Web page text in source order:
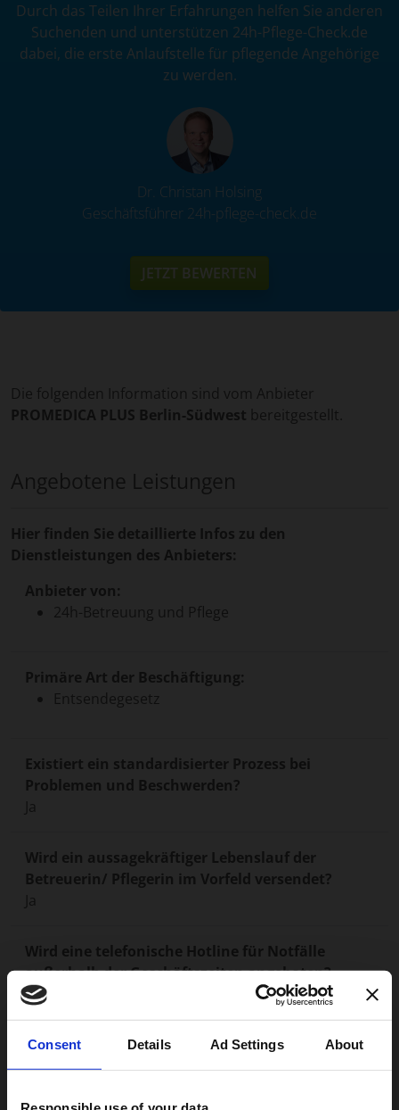
Consent Details Ad Settings About
Durch das Teilen Ihrer Erfahrungen helfen Sie anderen
Suchenden und unterstützen 24h-Pflege-Check.de
dabei, die erste Anlaufstelle für pflegende Angehörige
zu werden.
Dr. Christan Holsing
Geschäftsführer 24h-pflege-check.de
JETZT BEWERTEN
Die folgenden Information sind vom Anbieter
PROMEDICA PLUS Berlin-Südwest bereitgestellt.
Angebotene Leistungen
Hier finden Sie detaillierte Infos zu den
Dienstleistungen des Anbieters:
Anbieter von:
24h-Betreuung und Pflege
Primäre Art der Beschäftigung:
Entsendegesetz
Existiert ein standardisierter Prozess bei
Problemen und Beschwerden?
Ja
Wird ein aussagekräftiger Lebenslauf der
Betreuerin/ Pflegerin im Vorfeld versendet?
Ja
Wird eine telefonische Hotline für Notfälle
außerhalb der Geschäftszeiten angeboten?
Ja
Bulgarien
Polen